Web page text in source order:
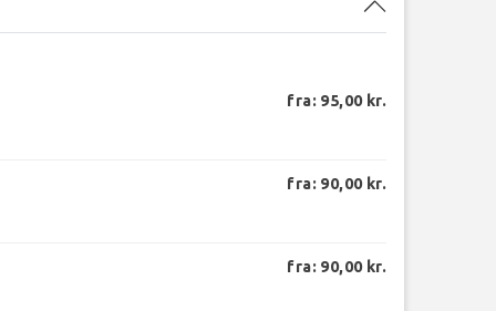
fra: 95,00 kr.
fra: 90,00 kr.
fra: 90,00 kr.